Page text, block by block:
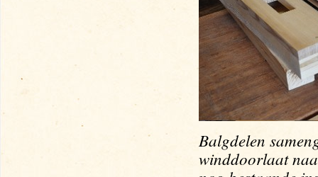
Balgdelen
winddoorlaat